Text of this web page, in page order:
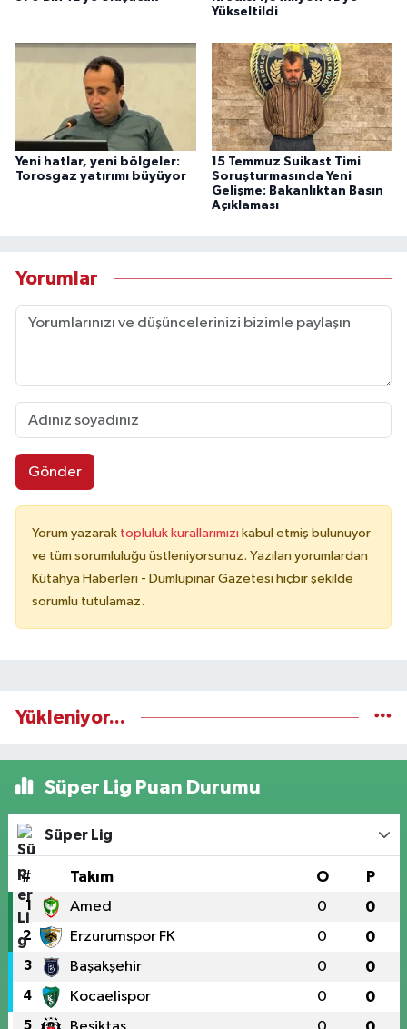
Yükseltildi
Yeni hatlar, yeni bölgeler:
Torosgaz yatırımı büyüyor
15 Temmuz Suikast Timi
Soruşturmasında Yeni
Gelişme: Bakanlıktan Basın
Açıklaması
Yorumlar
Gönder
Yorum yazarak topluluk kurallarımızı kabul etmiş bulunuyor
ve tüm sorumluluğu üstleniyorsunuz. Yazılan yorumlardan
Kütahya Haberleri - Dumlupınar Gazetesi hiçbir şekilde
sorumlu tutulamaz.
Yükleniyor...
Süper Lig Puan Durumu
Süper Lig
# Takım O P
1 Amed 0 0
2 Erzurumspor FK 0 0
3 Başakşehir 0 0
4 Kocaelispor 0 0
5